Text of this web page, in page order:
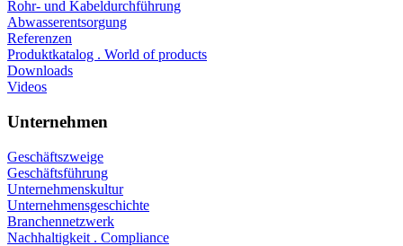
Rohr- und Kabeldurchführung
Abwasserentsorgung
Referenzen
Produktkatalog . World of products
Downloads
Videos
Unternehmen
Geschäftszweige
Geschäftsführung
Unternehmenskultur
Unternehmensgeschichte
Branchennetzwerk
Nachhaltigkeit . Compliance